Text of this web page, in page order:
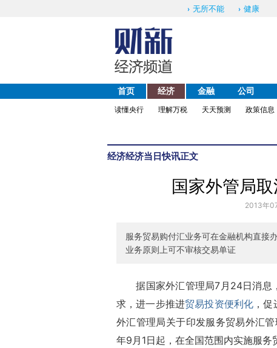
无所不能 健康
首页 经济 金融 公司
读懂央行
理解万税 天天预测 政策信息
经济经济当日快讯正文
国家外管局
2013年
服务贸易购付汇业务可在金融机构直接
业务原则上可不审核交易单证
据国家外汇管理局7月24日消息
求，进一步推进贸易投资便利化 ，
外汇管理局关于印发服务贸易外汇
年9月1日起，在全国范围内实施服务